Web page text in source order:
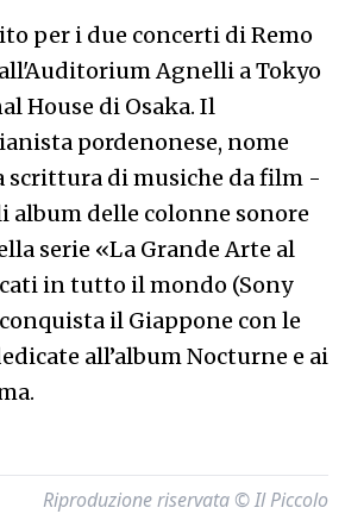
per i due concerti di Remo
Agnelli a Tokyo
House di Osaka. Il
pordenonese, nome
scrittura di musiche da film -
album delle colonne sonore
serie «La Grande Arte al
in tutto il mondo (Sony
il Giappone con le
all’album Nocturne e ai
Riproduzione riservata © Il Piccolo